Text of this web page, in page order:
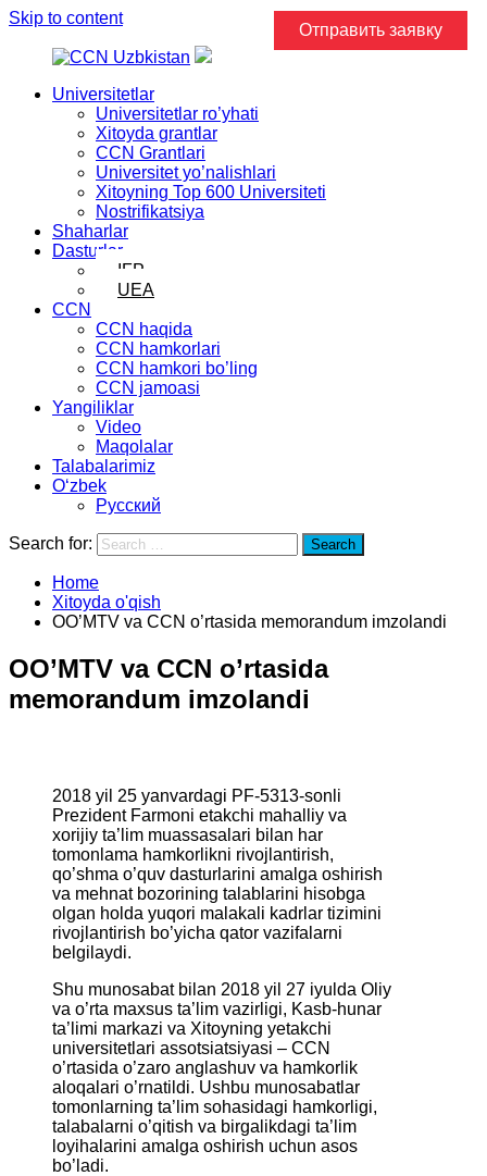
Skip to content
Universitetlar
Universitetlar ro’yhati
Xitoyda grantlar
CCN Grantlari
Universitet yo’nalishlari
Xitoyning Top 600 Universiteti
Nostrifikatsiya
Shaharlar
Dasturlar
IFP
UEA
CCN
CCN haqida
CCN hamkorlari
CCN hamkori bo’ling
CCN jamoasi
Yangiliklar
Video
Maqolalar
Talabalarimiz
Oʻzbek
Русский
Search for: Search
Home
Xitoyda o'qish
OO’MTV va CCN o’rtasida memorandum imzolandi
OO’MTV va CCN o’rtasida
memorandum imzolandi
Отправить заявку
2018 yil 25 yanvardagi PF-5313-sonli
Prezident Farmoni etakchi mahalliy va
xorijiy ta’lim muassasalari bilan har
tomonlama hamkorlikni rivojlantirish,
qo’shma o’quv dasturlarini amalga oshirish
va mehnat bozorining talablarini hisobga
olgan holda yuqori malakali kadrlar tizimini
rivojlantirish bo’yicha qator vazifalarni
belgilaydi.
Shu munosabat bilan 2018 yil 27 iyulda Oliy
va o’rta maxsus ta’lim vazirligi, Kasb-hunar
ta’limi markazi va Xitoyning yetakchi
universitetlari assotsiatsiyasi – CCN
o’rtasida o’zaro anglashuv va hamkorlik
aloqalari o’rnatildi. Ushbu munosabatlar
tomonlarning ta’lim sohasidagi hamkorligi,
talabalarni o’qitish va birgalikdagi ta’lim
loyihalarini amalga oshirish uchun asos
bo’ladi.